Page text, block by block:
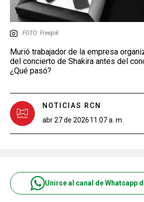
FOTO: Freepik
Murió trabajador de la empresa
del concierto de Shakira antes del
¿Qué pasó?
NOTICIAS RCN
abr 27 de 202611:07 a. m.
Unirse al canal de Whatsapp